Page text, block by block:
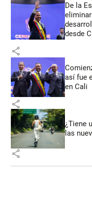
De la
desde
share
así fue
en Cali
share
¿Tiene
las
share